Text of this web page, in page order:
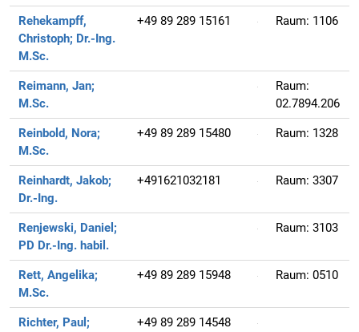
Rehekampff,
Christoph; Dr.-Ing.
M.Sc.
+49 89 289 15161 Raum: 1106
Reimann, Jan;
M.Sc.
Raum:
02.7894.206
Reinbold, Nora;
M.Sc.
+49 89 289 15480 Raum: 1328
Reinhardt, Jakob;
Dr.-Ing.
+491621032181 Raum: 3307
Renjewski, Daniel;
PD Dr.-Ing. habil.
Raum: 3103
Rett, Angelika;
M.Sc.
+49 89 289 15948 Raum: 0510
Richter, Paul;
+49 89 289 14548